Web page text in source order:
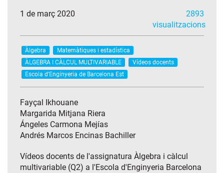
1 de març 2020
2893
visualitzacions
Àlgebra
Matemàtiques i estadística
ÀLGEBRA I CÀLCUL MULTIVARIABLE
Vídeos docents
Escola d'Enginyeria de Barcelona Est
Fayçal Ikhouane
Margarida Mitjana Riera
Ángeles Carmona Mejías
Andrés Marcos Encinas Bachiller
Vídeos docents de l'assignatura Àlgebra i càlcul
multivariable (Q2) a l'Escola d'Enginyeria Barcelona